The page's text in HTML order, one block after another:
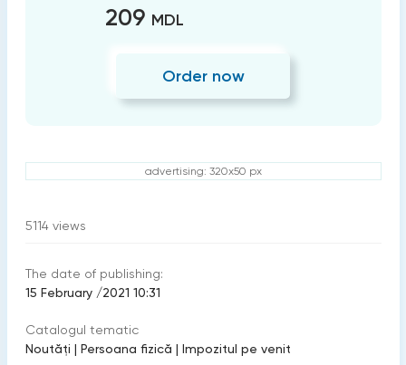
209 MDL
Order now
advertising: 320x50 px
5114 views
The date of publishing:
15 February /2021 10:31
Catalogul tematic
Noutăți | Persoana fizică | Impozitul pe venit